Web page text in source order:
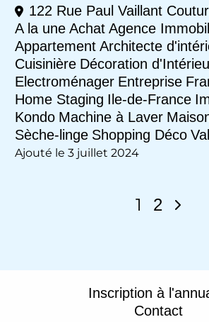
122 Rue Paul Vaillant
A la une Achat Agence
Appartement Architecte
Cuisinière Décoration
Electroménager Entreprise
Home Staging Ile-de-France
Kondo Machine à Laver
Sèche-linge Shopping Déco
Ajouté le 3 juillet 2024
1 2
Inscription à
Contact